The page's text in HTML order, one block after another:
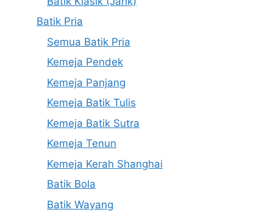
Batik Pria
Semua Batik Pria
Kemeja Pendek
Kemeja Panjang
Kemeja Batik Tulis
Kemeja Batik Sutra
Kemeja Tenun
Kemeja Kerah Shanghai
Batik Bola
Batik Wayang